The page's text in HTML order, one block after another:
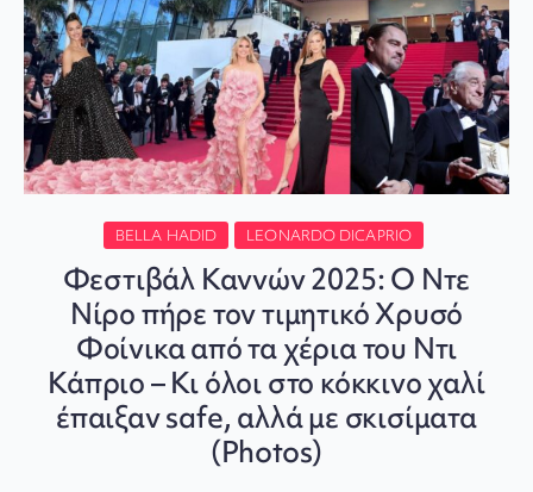
BELLA HADID LEONARDO DICAPRIO
Φεστιβάλ Καννών 2025: Ο Ντε
Νίρο πήρε τον τιμητικό Χρυσό
Φοίνικα από τα χέρια του Ντι
Κάπριο – Κι όλοι στο κόκκινο χαλί
έπαιξαν safe, αλλά με σκισίματα
(Photos)